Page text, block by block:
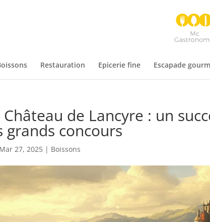
Restauration Epicerie fine Escapade
Château de Lancyre : un
grands concours
Mar 27, 2025 | Boissons